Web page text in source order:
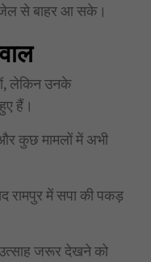
जेल से बाहर आ सके।
लेकिन उनके
हैं।
कुछ मामलों में अभी
रामपुर में सपा की पकड़
उत्साह जरूर देखने को